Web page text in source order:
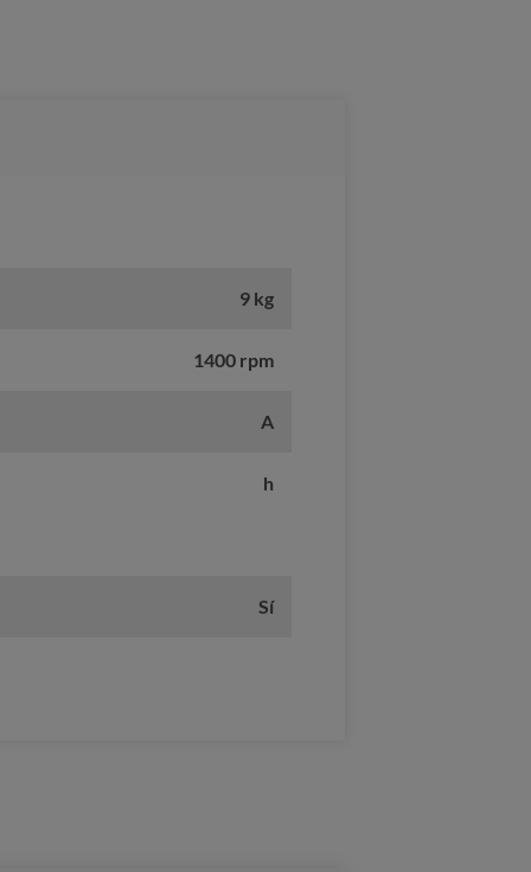
9 kg
1400 rpm
A
h
Sí